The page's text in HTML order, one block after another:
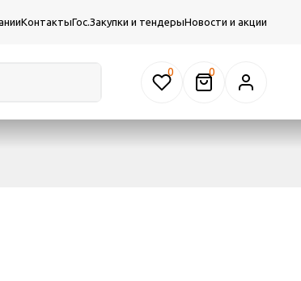
КонтактыГос.Закупки и тендерыНовости и акции
0